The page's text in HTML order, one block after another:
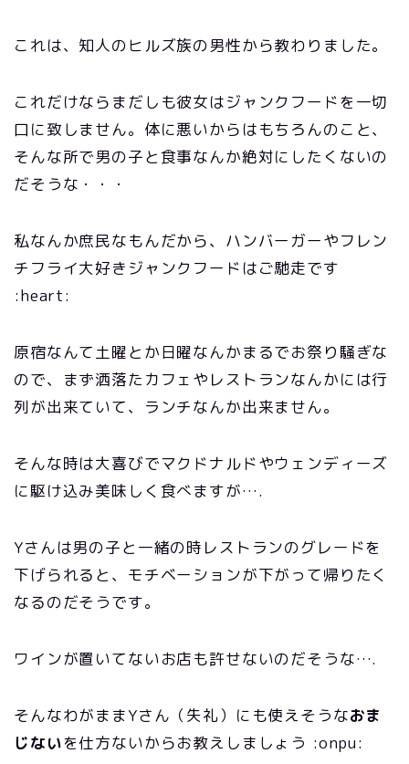
これは、知人のヒルズ族の男性から教わりました。
これだけならまだしも彼女はジャンクフードを一切
口に致しません。体に悪いからはもちろんのこと、
そんな所で男の子と食事なんか絶対にしたくないの
だそうな・・・
私なんか庶民なもんだから、ハンバーガーやフレン
チフライ大好きジャンクフードはご馳走です
:heart:
原宿なんて土曜とか日曜なんかまるでお祭り騒ぎな
ので、まず洒落たカフェやレストランなんかには行
列が出来ていて、ランチなんか出来ません。
そんな時は大喜びでマクドナルドやウェンディーズ
に駆け込み美味しく食べますが….
Yさんは男の子と一緒の時レストランのグレードを
下げられると、モチベーションが下がって帰りたく
なるのだそうです。
ワインが置いてないお店も許せないのだそうな….
そんなわがままYさん（失礼）にも使えそうなおま
じないを仕方ないからお教えしましょう :onpu: